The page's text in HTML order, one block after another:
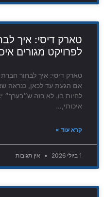
טארק דיסי: איך
לפרויקט מגורים
טארק דיסי: איך לבחור חברת
אם הגעת עד לכאן, כנראה
לחיות בו. לא כזה ש״בערך״
איכותי,…
קרא עוד »
1 ביולי 2026 אין תגובות